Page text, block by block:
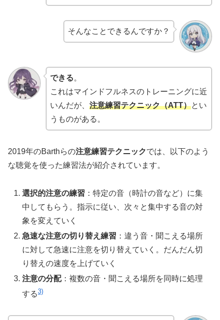
そんなことできるんですか？
できる。
これはマインドフルネスのトレーニングに近
いんだが、 注意練習テクニック（ATT）とい
うものがある。
2019年のBarthらの注意練習テクニックでは、以下のよう
な聴覚を使った練習法が紹介されています。
選択的注意の練習 ：特定の音（時計の音など）に集
中してもらう。指示に従い、次々と集中する音の対
象を変えていく
急速な注意の切り替え練習 ：違う音・聞こえる場所
に対して急速に注意を切り替えていく。だんだん切
り替えの速度を上げていく
注意の分配：複数の音・聞こえる場所を同時に処理
する3)